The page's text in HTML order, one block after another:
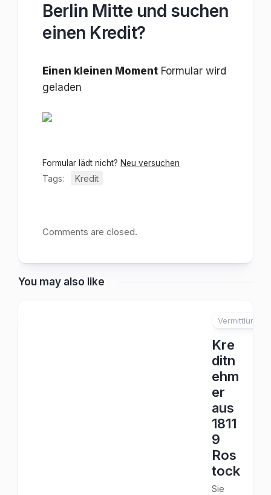
Berlin Mitte und suchen
einen Kredit?
Einen kleinen Moment Formular wird
geladen
Formular lädt nicht? Neu versuchen
Tags: Kredit
Comments are closed.
You may also like
Vermittlung
Kre
ditn
ehm
er
aus
1811
9
Ros
tock
Sie